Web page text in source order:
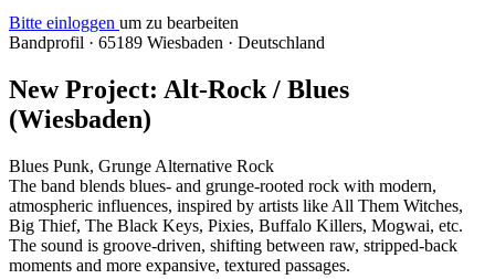
Bitte einloggen um zu bearbeiten
Bandprofil · 65189 Wiesbaden · Deutschland
New Project: Alt-Rock / Blues
(Wiesbaden)
Blues Punk, Grunge Alternative Rock
The band blends blues- and grunge-rooted rock with modern,
atmospheric influences, inspired by artists like All Them Witches,
Big Thief, The Black Keys, Pixies, Buffalo Killers, Mogwai, etc.
The sound is groove-driven, shifting between raw, stripped-back
moments and more expansive, textured passages.